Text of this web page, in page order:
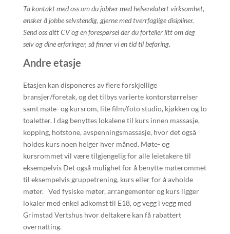
Ta kontakt med oss om du jobber med helserelatert virksomhet,
ønsker å jobbe selvstendig, gjerne med tverrfaglige disipliner.
Send oss ditt CV og en forespørsel der du forteller litt om deg
selv og dine erfaringer, så finner vi en tid til befaring.
Andre etasje
Etasjen kan disponeres av flere forskjellige
bransjer/foretak, og det tilbys varierte kontorstørrelser
samt møte- og kursrom, lite film/foto studio, kjøkken og to
toaletter. I dag benyttes lokalene til kurs innen massasje,
kopping, hotstone, avspenningsmassasje, hvor det også
holdes kurs noen helger hver måned. Møte- og
kursrommet vil være tilgjengelig for alle leietakere til
eksempelvis Det også mulighet for å benytte møterommet
til eksempelvis gruppetrening, kurs eller for å avholde
møter. Ved fysiske møter, arrangementer og kurs ligger
lokaler med enkel adkomst til E18, og vegg i vegg med
Grimstad Vertshus hvor deltakere kan få rabattert
overnatting.